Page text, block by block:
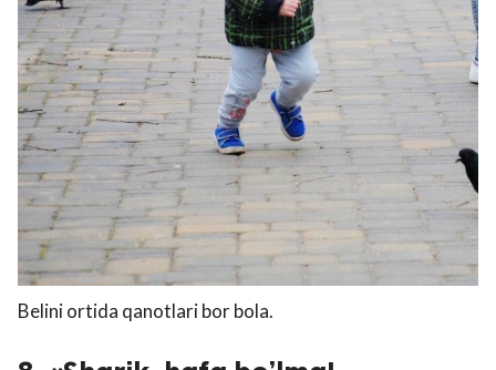
Belini ortida qanotlari bor bola.